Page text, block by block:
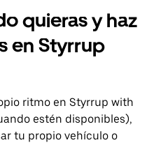
quieras y haz
en Styrrup
ritmo en Styrrup with
estén disponibles),
tu propio vehículo o